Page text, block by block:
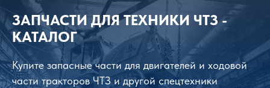
ЗАПЧАСТИ ДЛЯ ТЕХНИКИ ЧТЗ -
КАТАЛОГ
Купите запасные части для двигателей и ходовой
части тракторов ЧТЗ и другой спецтехники